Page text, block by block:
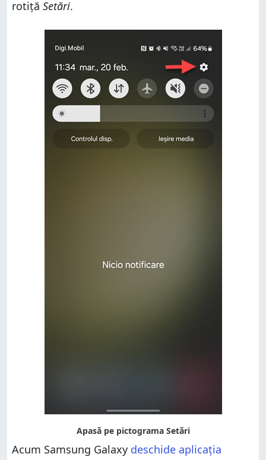
rotiță Setări.
Acum Samsung Galaxy deschide aplicația